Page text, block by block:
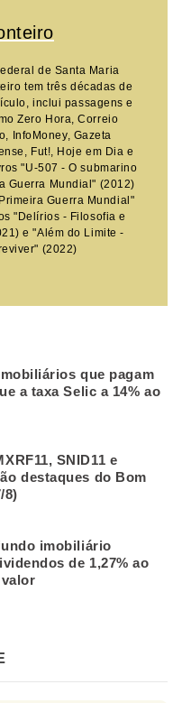
de Santa Maria
tem três décadas de
inclui passagens e
Zero Hora, Correio
InfoMoney, Gazeta
Fut!, Hoje em Dia e
"U-507 - O submarino
Guerra Mundial" (2012)
Guerra Mundial"
"Delírios - Filosofia e
e "Além do Limite -
(2022)
que pagam
a taxa Selic a 14% ao
SNID11 e
destaques do Bom
8)
imobiliário
de 1,27% ao